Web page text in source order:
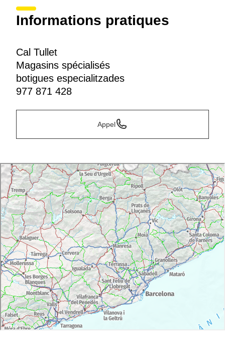
Informations pratiques
Cal Tullet
Magasins spécialisés
botigues especialitzades
977 871 428
Appel